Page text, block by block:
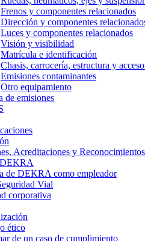
Frenos y componentes relacionados
Dirección y componentes
Luces y componentes relacionados
Visión y visibilidad
Matrícula e identificación
Chasis, carrocería, estructura y
Emisiones contaminantes
Otro equipamiento
de emisiones
Acreditaciones y Reconocimientos
de DEKRA como empleador
Vial
corporativa
ético
de un caso de cumplimiento